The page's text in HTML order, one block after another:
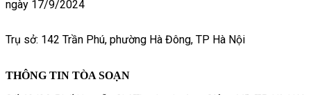
ngày 17/9/2024
Trụ sở: 142 Trần Phú, phường Hà Đông, TP Hà Nội
THÔNG TIN TÒA SOẠN